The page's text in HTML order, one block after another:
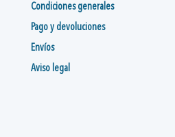
Condiciones generales
Pago y devoluciones
Envíos
Aviso legal